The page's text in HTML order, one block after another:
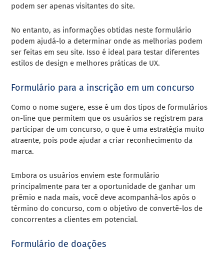
podem ser apenas visitantes do site.
No entanto, as informações obtidas neste formulário
podem ajudá-lo a determinar onde as melhorias podem
ser feitas em seu site. Isso é ideal para testar diferentes
estilos de design e melhores práticas de UX.
Formulário para a inscrição em um concurso
Como o nome sugere, esse é um dos tipos de formulários
on-line que permitem que os usuários se registrem para
participar de um concurso, o que é uma estratégia muito
atraente, pois pode ajudar a criar reconhecimento da
marca.
Embora os usuários enviem este formulário
principalmente para ter a oportunidade de ganhar um
prêmio e nada mais, você deve acompanhá-los após o
término do concurso, com o objetivo de convertê-los de
concorrentes a clientes em potencial.
Formulário de doações